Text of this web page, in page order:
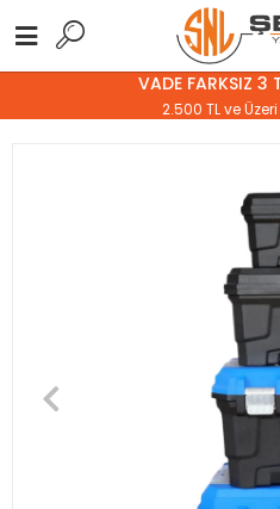
VADE FARKSIZ 3
2.500 TL ve